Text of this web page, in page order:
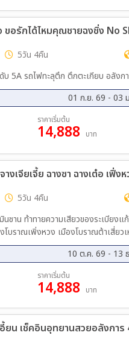
17 ส.ค. 69 - 20 ส.ค. 69
20 ส.ค. 69 - 23 ส.ค. 69
29 ส.ค. 69 - 01 ก.ย. 69
5วัน 4คืน
5A รถไฟทะลุตึก ตึกตะเกียบ อลังก
01 ก.ย. 69 - 03
03 ก.ย. 69 - 07 ก.ย. 69
07 ก.ย. 69 - 11 ก.ย. 69
15 ก.ย. 69 - 19 ก.ย. 69
19 ก.ย. 69 - 23 ก.ย. 69
01 ต.ค. 69 - 05 ต.ค. 69
05 ต.ค. 69 - 09 ต.ค. 69
09 ต.ค. 69 - 13 ต.ค. 69
13 ต.ค. 69 - 17 ต.ค. 69
18 ต.ค. 69 - 22 ต.ค. 69
22 ต.ค. 69 - 26 ต.ค. 69
29 ต.ค. 69 - 02 พ.ย. 69
02 พ.ย. 69 - 06 พ.ย. 69
ราคาเริ่มต้น
14,888 บาท
5วัน 4คืน
ชาน ท้าทายความเสียวของระเบียง
โบราณเพิ่งหวง เมืองโบราณต้าเสี่ย
10 ต.ค. 69 - 13
14 ต.ค. 69 - 18 ต.ค. 69
23 ต.ค. 69 - 27 ต.ค. 69
09 ธ.ค. 69 - 13 ธ.ค. 69
ราคาเริ่มต้น
14,888 บาท
อี้ยน เช็คอินอุทยานสวยอลังกา